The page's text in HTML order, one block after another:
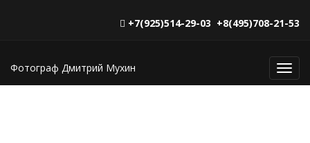
+7(925)514-29-03 +8(495)708-21-53
Фотограф Дмитрий Мухин